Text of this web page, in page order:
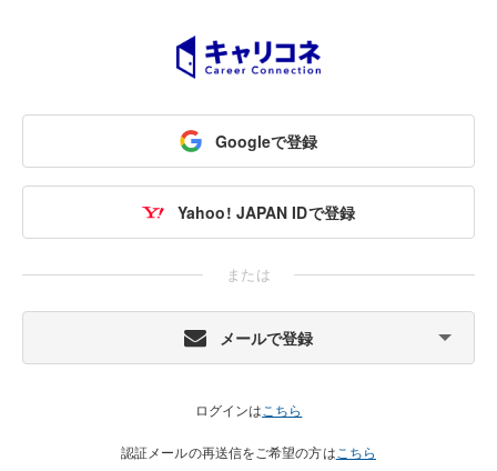
Googleで登録
Yahoo! JAPAN IDで登録
または
メールで登録
ログインは こちら
認証メールの再送信をご希望の方は こちら